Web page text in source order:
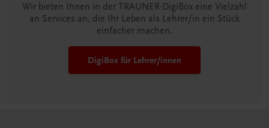
Wir bieten Ihnen in der TRAUNER-DigiBox eine Vielzahl
an Services an, die Ihr Leben als Lehrer/in ein Stück
einfacher machen.
DigiBox für Lehrer/innen